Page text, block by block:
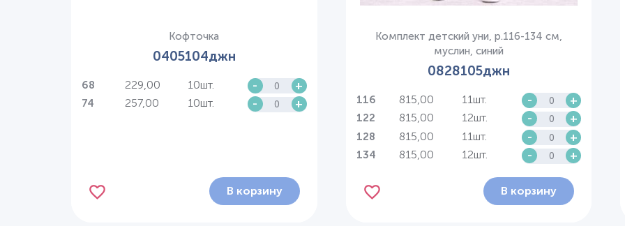
Кофточка
0405104джн
68 229,00 10шт. - +
74 257,00 10шт. - +
В корзину
Комплект детский уни, р.116-134 см,
муслин, синий
0828105джн
116 815,00 11шт. - +
122 815,00 12шт. - +
128 815,00 11шт. - +
134 815,00 12шт. - +
В корзину